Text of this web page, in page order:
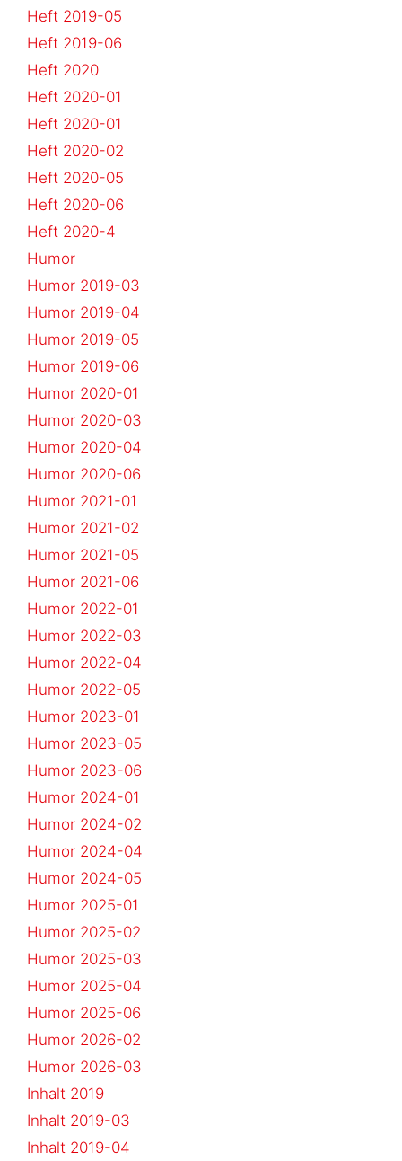
Heft 2019-05
Heft 2019-06
Heft 2020
Heft 2020-01
Heft 2020-01
Heft 2020-02
Heft 2020-05
Heft 2020-06
Heft 2020-4
Humor
Humor 2019-03
Humor 2019-04
Humor 2019-05
Humor 2019-06
Humor 2020-01
Humor 2020-03
Humor 2020-04
Humor 2020-06
Humor 2021-01
Humor 2021-02
Humor 2021-05
Humor 2021-06
Humor 2022-01
Humor 2022-03
Humor 2022-04
Humor 2022-05
Humor 2023-01
Humor 2023-05
Humor 2023-06
Humor 2024-01
Humor 2024-02
Humor 2024-04
Humor 2024-05
Humor 2025-01
Humor 2025-02
Humor 2025-03
Humor 2025-04
Humor 2025-06
Humor 2026-02
Humor 2026-03
Inhalt 2019
Inhalt 2019-03
Inhalt 2019-04